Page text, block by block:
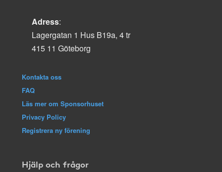
Adress:
Lagergatan 1 Hus B19a, 4 tr
415 11 Göteborg
Kontakta oss
FAQ
Läs mer om Sponsorhuset
Privacy Policy
Registrera ny förening
Hjälp och frågor